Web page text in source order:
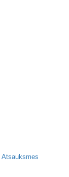
Atsauksmes